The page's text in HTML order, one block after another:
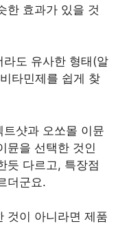
한 효과가 있을 것
도 유사한 형태(알
타민제를 쉽게 찾
샷과 오쏘몰 이뮨
뮨을 선택한 것인
듯 다르고, 특장점
더군요.
것이 아니라면 제품